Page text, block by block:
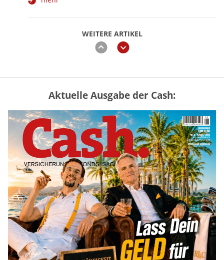
WEITERE ARTIKEL
zurückweiter
Vermieter-Zutritt: Wann Mieter
die Wohnung öffnen müssen
mehr
Mütterrente III Tabelle: So viel Renten-
Nachzahlung ist pro Kind möglich
mehr
„Jung kauft Alt“ 2026: Neue Förderung im
Überblick – Tabelle mit Kreditbeträgen
und Einkommensgrenzen
Aktuelle Ausgabe der Cash: